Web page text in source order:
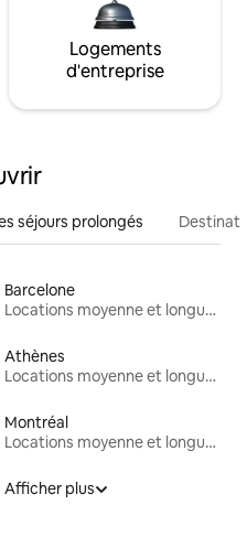
Logements
d'entreprise
séjours prolongés
Barcelone
Locations moyenne et longue durée
Athènes
Locations moyenne et longue durée
Montréal
Locations moyenne et longue durée
Afficher plus